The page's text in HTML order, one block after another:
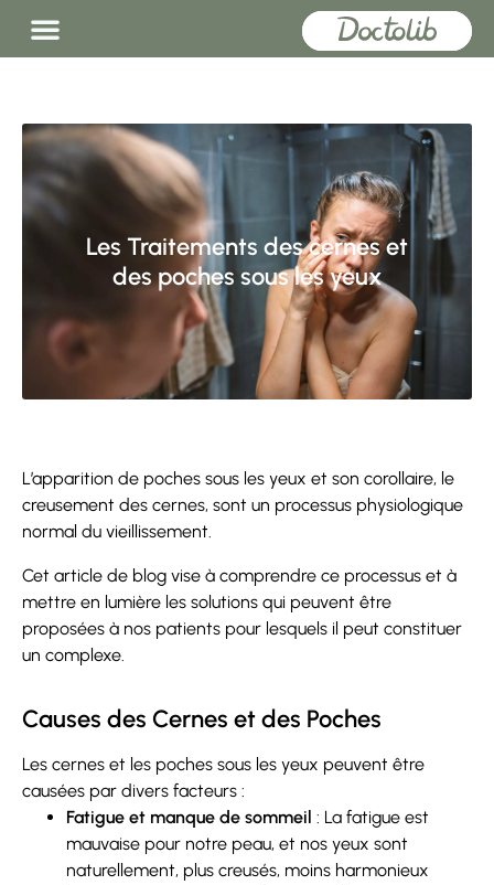
Les Traitements des cernes et
des poches sous les yeux
L’apparition de poches sous les yeux et son corollaire, le
creusement des cernes, sont un processus physiologique
normal du vieillissement.
Cet article de blog vise à comprendre ce processus et à
mettre en lumière les solutions qui peuvent être
proposées à nos patients pour lesquels il peut constituer
un complexe.
Causes des Cernes et des Poches
Les cernes et les poches sous les yeux peuvent être
causées par divers facteurs :
Fatigue et manque de sommeil : La fatigue est
mauvaise pour notre peau, et nos yeux sont
naturellement, plus creusés, moins harmonieux